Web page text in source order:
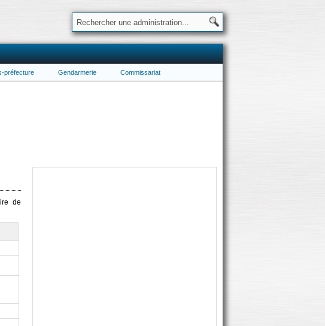
préfecture Gendarmerie Commissariat
de